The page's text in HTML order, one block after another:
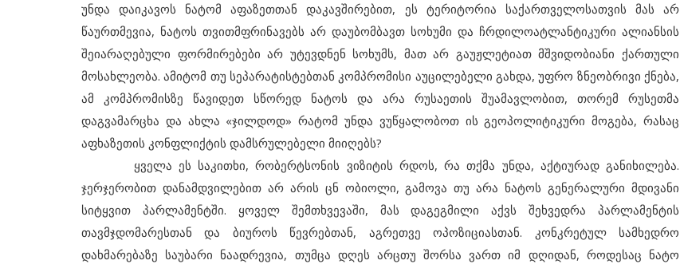
უნდა დაიკავოს ნატომ აფაზეთთან დაკავშირებით, ეს ტერიტორია საქართველოსათვის მას არ
წაურთმევია, ნატოს თვითმფრინავებს არ დაუბომბავთ სოხუმი და ჩრდილოატლანტიკური ალიანსის
შეიარაღებული ფორმირებები არ უტევდნენ სოხუმს, მათ არ გაუჟლეტიათ მშვიდობიანი ქართული
მოსახლეობა. ამიტომ თუ სეპარატისტებთან კომპრომისი აუცილებელი გახდა, უფრო ზნეობრივი ქნება,
ამ კომპრომისზე წავიდეთ სწორედ ნატოს და არა რუსაეთის შუამავლობით, თორემ რუსეთმა
დაგვამარცხა და ახლა «ჯილდოდ» რატომ უნდა ვუწყალობოთ ის გეოპოლიტიკური მოგება, რასაც
აფხაზეთის კონფლიქტის დამსრულებელი მიიღებს?
ყველა ეს საკითხი, რობერტსონის ვიზიტის რდოს, რა თქმა უნდა, აქტიურად განიხილება.
ჯერჯერობით დანამდვილებით არ არის ცნ ობიოლი, გამოვა თუ არა ნატოს გენერალური მდივანი
სიტყვით პარლამენტში. ყოველ შემთხვევაში, მას დაგეგმილი აქვს შეხვედრა პარლამენტის
თავმჯდომარესთან და ბიუროს წევრებთან, აგრეთვე ოპოზიციასთან. კონკრეტულ სამხედრო
დახმარებაზე საუბარი ნაადრევია, თუმცა დღეს არცთუ შორსა ვართ იმ დღიდან, როდესაც ნატო